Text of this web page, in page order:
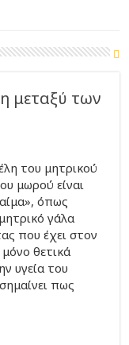
μεταξύ των
του μητρικού
μωρού είναι
όπως
γάλα
που έχει στον
θετικά
υγεία του
πως